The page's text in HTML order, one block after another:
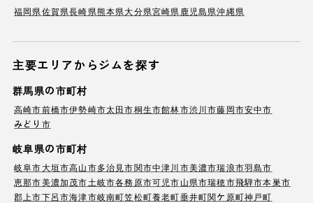
福岡県佐賀県長崎県熊本県大分県宮崎県 鹿児島県沖縄県
主要エリアからジムを探す
群馬県の市町村
高崎市前橋市伊勢崎市太田市桐生市館林市渋川市藤岡市安中市
みどり市
岐阜県の市町村
岐阜市大垣市高山市多治見市関市中津川市美濃市瑞浪市羽島市
恵那市美濃加茂市土岐市各務原市可児市山県市瑞穂市飛騨市本巣市
郡上市下呂市海津市岐南町笠松町養老町垂井町関ケ原町神戸町